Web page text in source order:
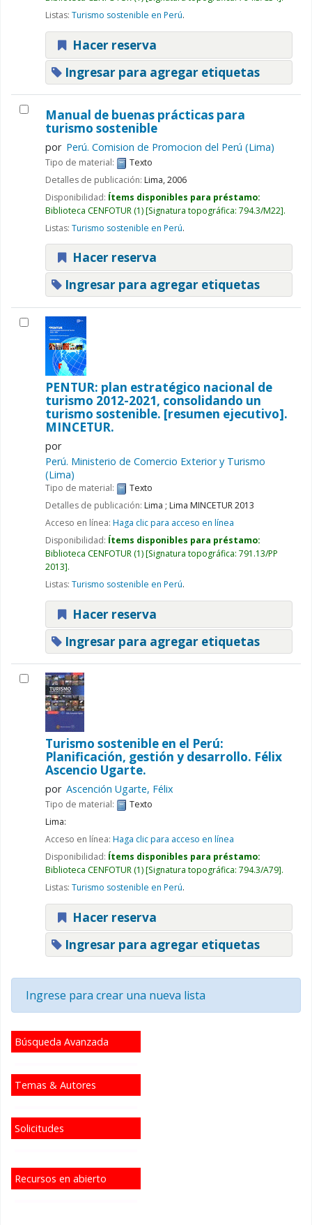
Búsqueda Avanzada
Temas & Autores
Solicitudes
Recursos en abierto
Listas: Turismo sostenible en Perú.
Hacer reserva
Ingresar para agregar etiquetas
Manual de buenas prácticas para
turismo sostenible
por Perú. Comision de Promocion del Perú (Lima)
Tipo de material:
Texto
Detalles de publicación: Lima,2006
Disponibilidad: Ítems disponibles para préstamo:
Biblioteca CENFOTUR (1) Signatura topográfica: 794.3/M22 .
Listas: Turismo sostenible en Perú.
Hacer reserva
Ingresar para agregar etiquetas
PENTUR: plan estratégico nacional de
turismo 2012-2021, consolidando un
turismo sostenible. [resumen ejecutivo].
MINCETUR.
por
Perú. Ministerio de Comercio Exterior y Turismo
(Lima)
Tipo de material:
Texto
Detalles de publicación: Lima ; Lima MINCETUR2013
Acceso en línea: Haga clic para acceso en línea
Disponibilidad: Ítems disponibles para préstamo:
Biblioteca CENFOTUR (1) Signatura topográfica: 791.13/PP
2013 .
Listas: Turismo sostenible en Perú.
Hacer reserva
Ingresar para agregar etiquetas
Turismo sostenible en el Perú:
Planificación, gestión y desarrollo. Félix
Ascencio Ugarte.
por Ascención Ugarte, Félix
Tipo de material:
Texto
Lima:
Acceso en línea: Haga clic para acceso en línea
Disponibilidad: Ítems disponibles para préstamo:
Biblioteca CENFOTUR (1) Signatura topográfica: 794.3/A79 .
Listas: Turismo sostenible en Perú.
Hacer reserva
Ingresar para agregar etiquetas
Ingrese para crear una nueva lista